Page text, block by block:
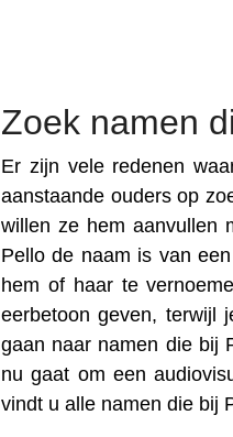
Zoek namen
Er zijn vele redenen
aanstaande ouders op
willen ze hem aanvullen
Pello de naam is van
hem of haar te
eerbetoon geven, terwijl
gaan naar namen die bij
nu gaat om een
vindt u alle namen die bij